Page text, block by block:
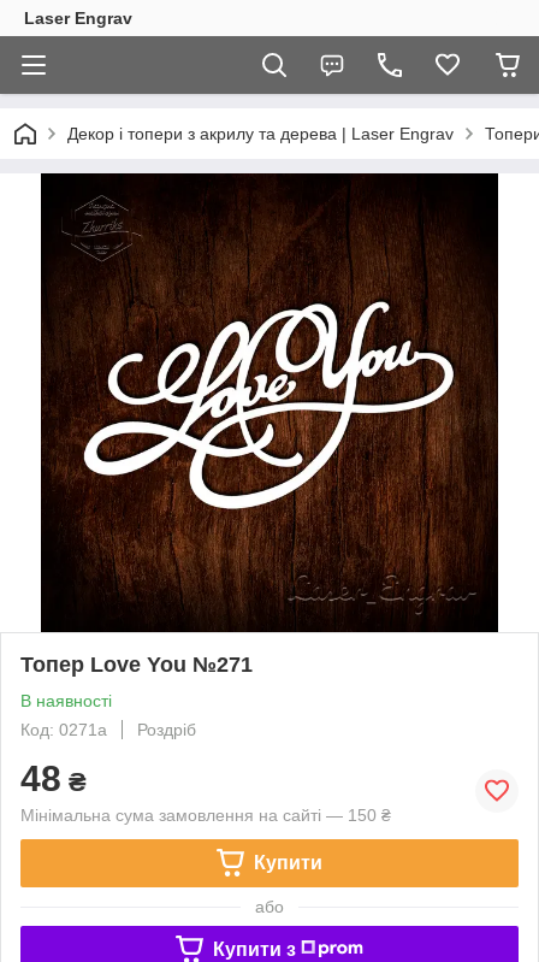
Laser Engrav
Декор і топери з акрилу та дерева | Laser Engrav
Топер Love You №271
В наявності
Код: 0271a
Роздріб
48 ₴
Мінімальна сума замовлення на сайті — 150 ₴
Купити
або
Купити з